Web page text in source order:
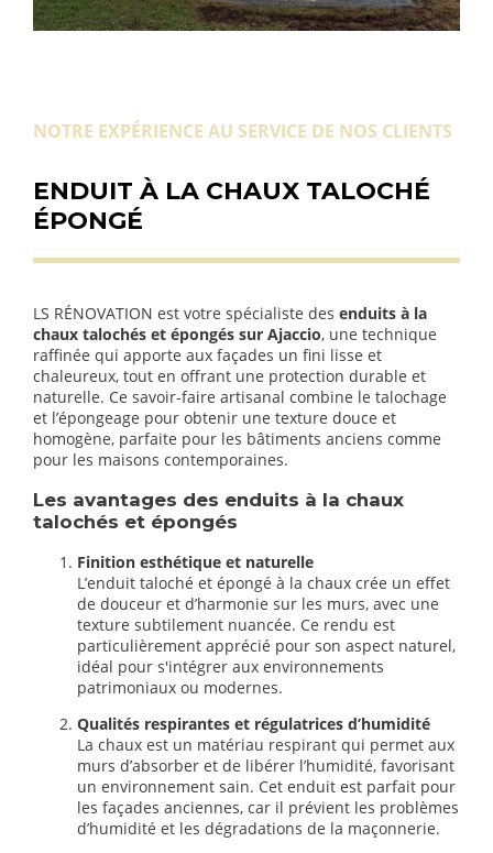
NOTRE EXPÉRIENCE AU SERVICE DE NOS CLIENTS
ENDUIT À LA CHAUX TALOCHÉ
ÉPONGÉ
LS RÉNOVATION est votre spécialiste des enduits à la
chaux talochés et épongés sur Ajaccio, une technique
raffinée qui apporte aux façades un fini lisse et
chaleureux, tout en offrant une protection durable et
naturelle. Ce savoir-faire artisanal combine le talochage
et l’épongeage pour obtenir une texture douce et
homogène, parfaite pour les bâtiments anciens comme
pour les maisons contemporaines.
Les avantages des enduits à la chaux
talochés et épongés
Finition esthétique et naturelle
L’enduit taloché et épongé à la chaux crée un effet
de douceur et d’harmonie sur les murs, avec une
texture subtilement nuancée. Ce rendu est
particulièrement apprécié pour son aspect naturel,
idéal pour s'intégrer aux environnements
patrimoniaux ou modernes.
Qualités respirantes et régulatrices d’humidité
La chaux est un matériau respirant qui permet aux
murs d’absorber et de libérer l’humidité, favorisant
un environnement sain. Cet enduit est parfait pour
les façades anciennes, car il prévient les problèmes
d’humidité et les dégradations de la maçonnerie.